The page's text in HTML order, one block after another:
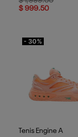
$ 999.50
- 30%
Tenis Engine A